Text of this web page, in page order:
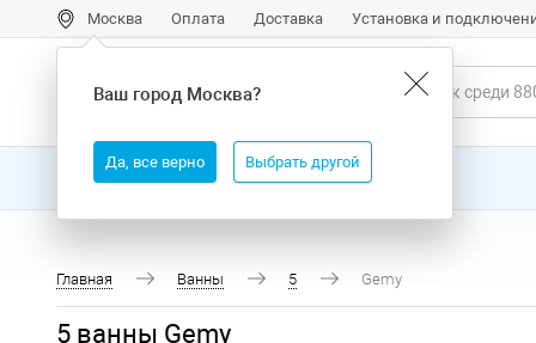
Ваш город Москва?
Да, все верно Выбрать другой
Москва Оплата Доставка Установка и
Все товары Бренды
Главная Ванны 5 Gemy
5 ванны Gemy